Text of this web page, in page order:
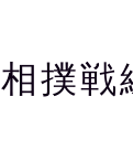
相撲戦